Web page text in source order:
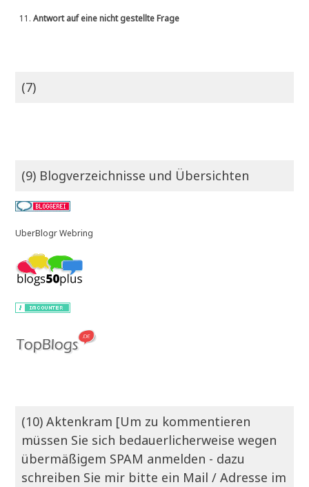
11.Antwort auf eine nicht gestellte Frage
(7)
(9) Blogverzeichnisse und Übersichten
UberBlogr Webring
(10) Aktenkram [Um zu kommentieren
müssen Sie sich bedauerlicherweise wegen
übermäßigem SPAM anmelden - dazu
schreiben Sie mir bitte ein Mail / Adresse im